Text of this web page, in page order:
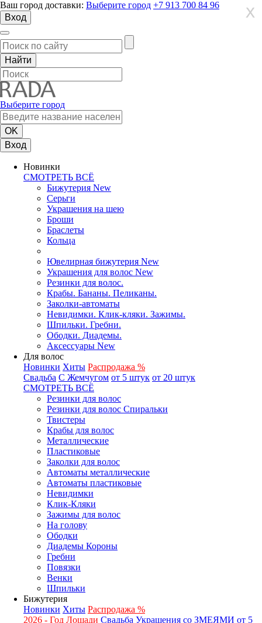
Ваш город доставки: Выберите город +7 913 700 84 96
Вход
Выберите город
Вход
Новинки
СМОТРЕТЬ ВСЁ
Бижутерия New
Серьги
Украшения на шею
Броши
Браслеты
Кольца
Ювелирная бижутерия New
Украшения для волос New
Резинки для волос.
Крабы. Бананы. Пеликаны.
Заколки-автоматы
Невидимки. Клик-кляки. Зажимы.
Шпильки. Гребни.
Ободки. Диадемы.
Аксессуары New
Для волос
Новинки Хиты Распродажа %
Свадьба С Жемчугом от 5 штук от 20 штук
СМОТРЕТЬ ВСЁ
Резинки для волос
Резинки для волос Спиральки
Твистеры
Крабы для волос
Металлические
Пластиковые
Заколки для волос
Автоматы металлические
Автоматы пластиковые
Невидимки
Клик-Кляки
Зажимы для волос
На голову
Ободки
Диадемы Короны
Гребни
Повязки
Венки
Шпильки
Бижутерия
Новинки Хиты Распродажа %
2026 - Год Лошади Свадьба Украшения со ЗМЕЯМИ от 5
X
X
X